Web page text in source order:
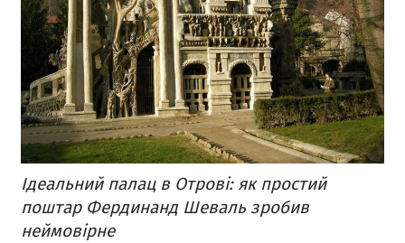
Ідеальний палац в Отрові: як простий
поштар Фердинанд Шеваль зробив
неймовірне